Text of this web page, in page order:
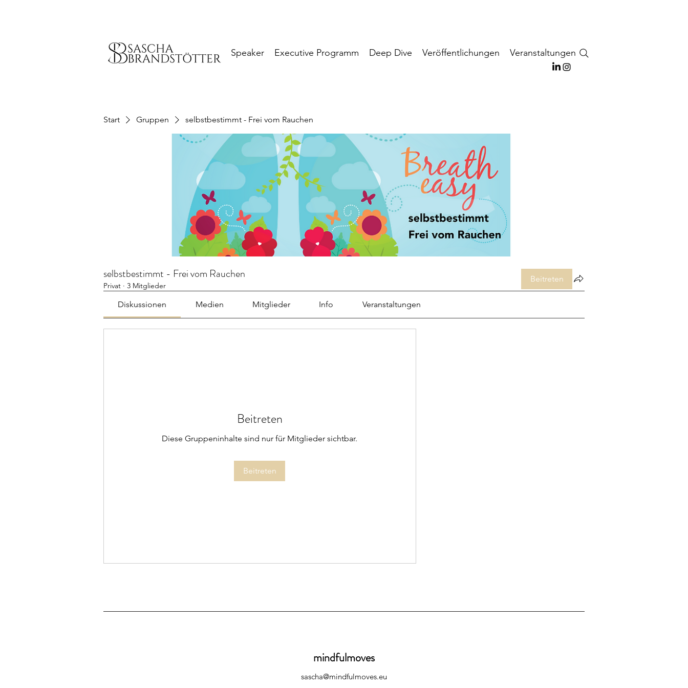
Speaker Executive Programm Deep Dive Veröffentlichungen Veranstaltungen
Start Gruppen selbstbestimmt - Frei vom Rauchen
selbstbestimmt - Frei vom Rauchen
Privat · 3 Mitglieder
Beitreten
Diskussionen Medien Mitglieder Info Veranstaltungen
Beitreten
Diese Gruppeninhalte sind nur für Mitglieder sichtbar.
Beitreten
mindfulmoves
sascha@mindfulmoves.eu